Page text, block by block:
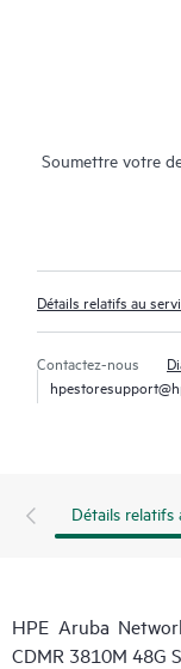
Soumettre votre
Détails relatifs au
Contactez-nous
Détails relatifs
HPE Aruba
CDMR 3810M 48G